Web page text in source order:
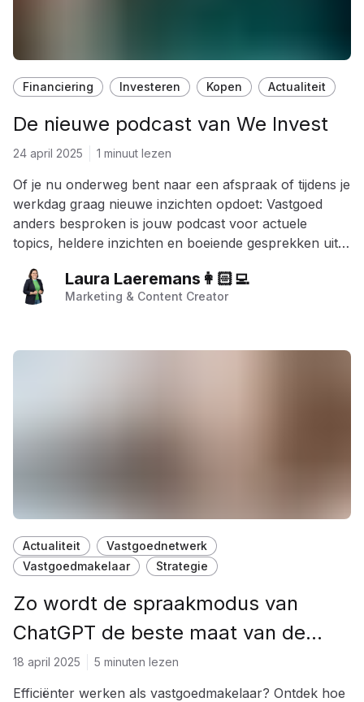
Financiering Investeren Kopen Actualiteit
De nieuwe podcast van We Invest
24 april 2025 1 minuut lezen
Of je nu onderweg bent naar een afspraak of tijdens je
werkdag graag nieuwe inzichten opdoet: Vastgoed
anders besproken is jouw podcast voor actuele
topics, heldere inzichten en boeiende gesprekken uit
Laura Laeremans👩🏻‍💻
Marketing & Content Creator
Actualiteit
Vastgoednetwerk
Vastgoedmakelaar
Strategie
Zo wordt de spraakmodus van
ChatGPT de beste maat van de
vastgoedmakelaar
18 april 2025 5 minuten lezen
Efficiënter werken als vastgoedmakelaar? Ontdek hoe